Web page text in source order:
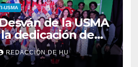
USMA
de la USMA
dedicación de
en su 43
REDACCIÓN DE HU